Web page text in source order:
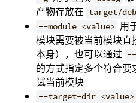
产物存放在 target/
--module <value> 用
模块需要被当前模块
本身），也可以通过 --
的方式指定多个符合
试当前模块
--target-dir <value>